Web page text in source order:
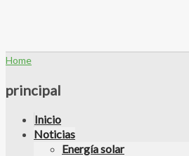
Home
principal
Inicio
Noticias
Energía solar